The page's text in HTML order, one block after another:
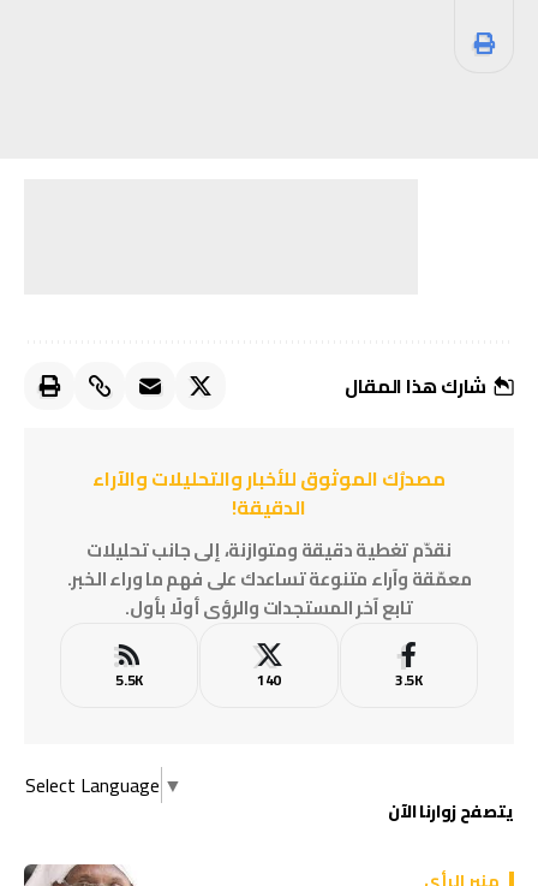
شارك هذا المقال
مصدرُك الموثوق للأخبار والتحليلات والآراء
الدقيقة!
نقدّم تغطية دقيقة ومتوازنة، إلى جانب تحليلات
معمّقة وآراء متنوعة تساعدك على فهم ما وراء الخبر.
تابع آخر المستجدات والرؤى أولًا بأول.
3.5K
140
5.5K
Select Language ▼
يتصفح زوارنا الآن